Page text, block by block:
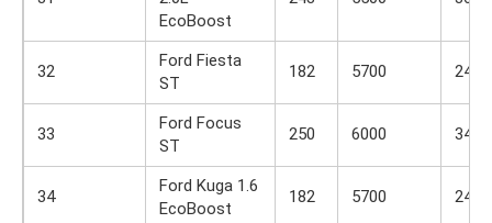
EcoBoost
32
Ford Fiesta
ST
182 5700 240
33
Ford Focus
ST
250 6000 340
34
Ford Kuga 1.6
EcoBoost
182 5700 240